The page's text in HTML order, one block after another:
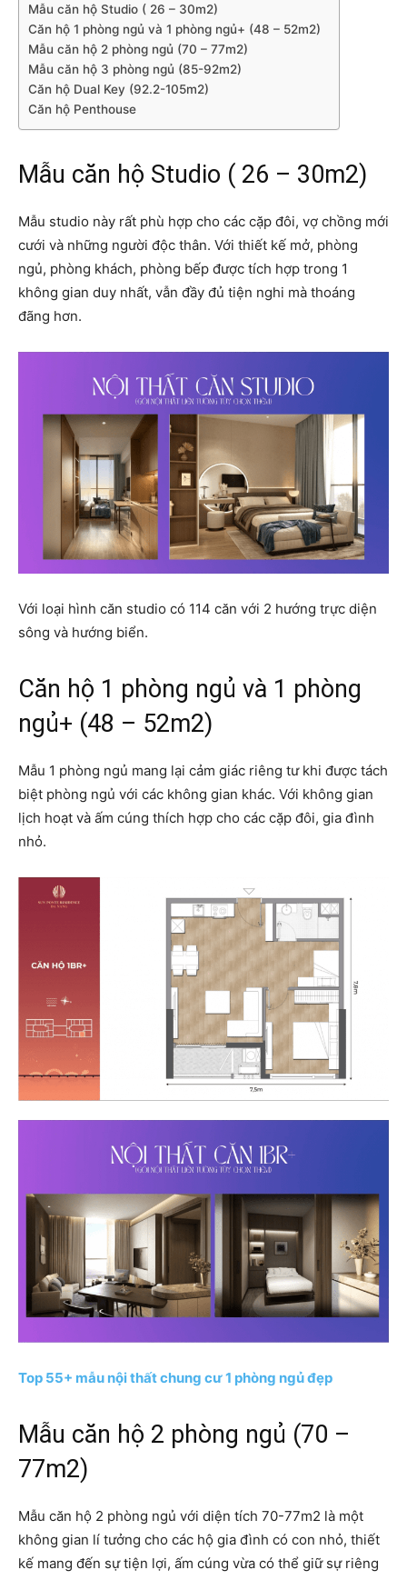
Mẫu căn hộ Studio ( 26 – 30m2)
Căn hộ 1 phòng ngủ và 1 phòng ngủ+ (48 – 52m2)
Mẫu căn hộ 2 phòng ngủ (70 – 77m2)
Mẫu căn hộ 3 phòng ngủ (85-92m2)
Căn hộ Dual Key (92.2-105m2)
Căn hộ Penthouse
Mẫu căn hộ Studio ( 26 – 30m2)
Mẫu studio này rất phù hợp cho các cặp đôi, vợ chồng mới
cưới và những người độc thân. Với thiết kế mở, phòng
ngủ, phòng khách, phòng bếp được tích hợp trong 1
không gian duy nhất, vẫn đầy đủ tiện nghi mà thoáng
đãng hơn.
Với loại hình căn studio có 114 căn với 2 hướng trực diện
sông và hướng biển.
Căn hộ 1 phòng ngủ và 1 phòng
ngủ+ (48 – 52m2)
Mẫu 1 phòng ngủ mang lại cảm giác riêng tư khi được tách
biệt phòng ngủ với các không gian khác. Với không gian
lịch hoạt và ấm cúng thích hợp cho các cặp đôi, gia đình
nhỏ.
Top 55+ mẫu nội thất chung cư 1 phòng ngủ đẹp
Mẫu căn hộ 2 phòng ngủ (70 –
77m2)
Mẫu căn hộ 2 phòng ngủ với diện tích 70-77m2 là một
không gian lí tưởng cho các hộ gia đình có con nhỏ, thiết
kế mang đến sự tiện lợi, ấm cúng vừa có thể giữ sự riêng